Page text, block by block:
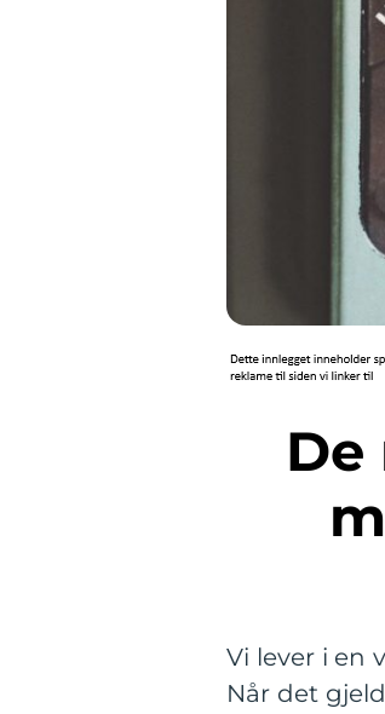
De mange bruksområdene
Vi lever i en
Når det